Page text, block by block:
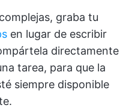
graba tu
en lugar de escribir
directamente
tarea, para que la
siempre disponible